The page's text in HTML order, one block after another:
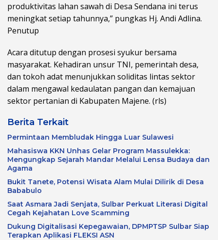
produktivitas lahan sawah di Desa Sendana ini terus
meningkat setiap tahunnya,” pungkas Hj. Andi Adlina.
Penutup
Acara ditutup dengan prosesi syukur bersama
masyarakat. Kehadiran unsur TNI, pemerintah desa,
dan tokoh adat menunjukkan soliditas lintas sektor
dalam mengawal kedaulatan pangan dan kemajuan
sektor pertanian di Kabupaten Majene. (rls)
Berita Terkait
Permintaan Membludak Hingga Luar Sulawesi
Mahasiswa KKN Unhas Gelar Program Massulekka:
Mengungkap Sejarah Mandar Melalui Lensa Budaya dan
Agama
Bukit Tanete, Potensi Wisata Alam Mulai Dilirik di Desa
Bababulo
Saat Asmara Jadi Senjata, Sulbar Perkuat Literasi Digital
Cegah Kejahatan Love Scamming
Dukung Digitalisasi Kepegawaian, DPMPTSP Sulbar Siap
Terapkan Aplikasi FLEKSI ASN